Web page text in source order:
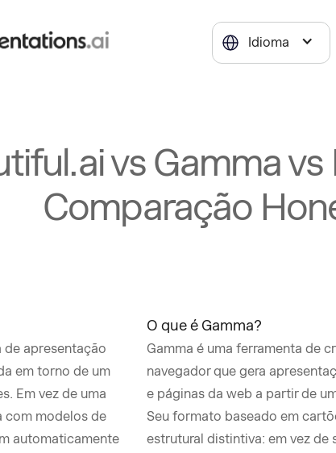
Idioma
vs Gamma
Comparação
de apresentação
em torno de um
Em vez de uma
com modelos de
automaticamente
O que é Gamma?
Gamma é uma ferramenta de
navegador que gera
e páginas da web a partir de
Seu formato baseado em
estrutural distintiva: em vez de